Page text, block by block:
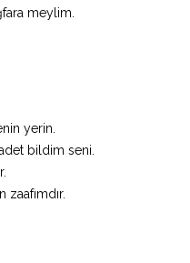
meylim.
yerin.
bildim seni.
zaafımdır.